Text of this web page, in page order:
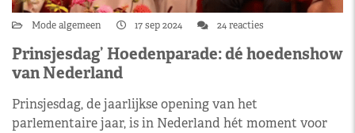
Mode algemeen 17 sep 2024 24 reacties
Prinsjesdag’ Hoedenparade: dé hoedenshow
van Nederland
Prinsjesdag, de jaarlijkse opening van het
parlementaire jaar, is in Nederland hét moment voor